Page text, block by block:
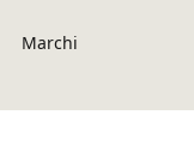
Marchi